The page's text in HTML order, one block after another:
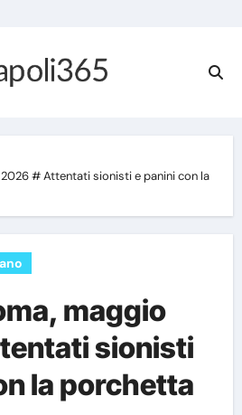
2026 # Attentati sionisti e panini con la
maggio
sionisti
la porchetta